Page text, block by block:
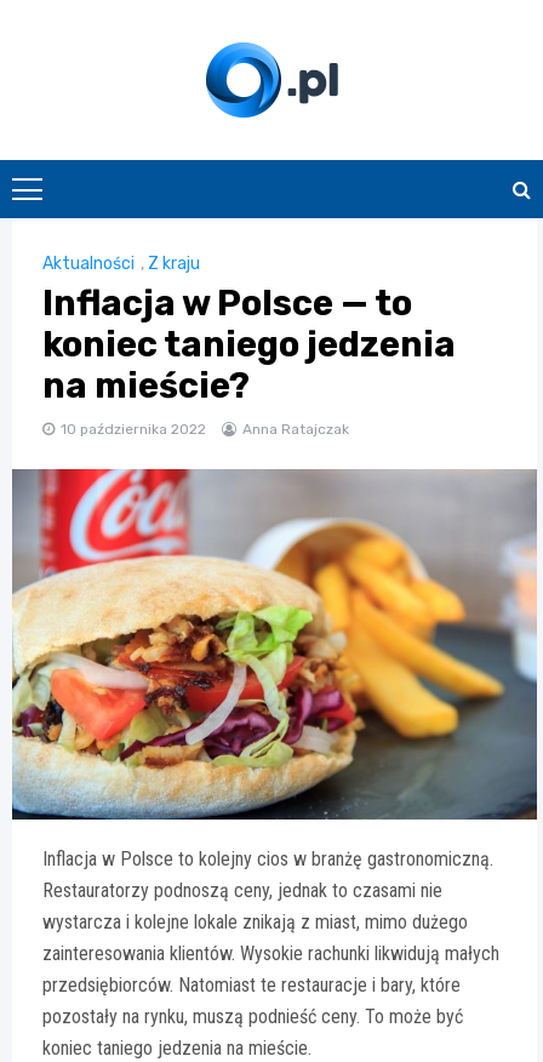
O.pl
Aktualności , Z kraju
Inflacja w Polsce — to
koniec taniego jedzenia
na mieście?
10 października 2022 Anna Ratajczak
Inflacja w Polsce to kolejny cios w branżę gastronomiczną.
Restauratorzy podnoszą ceny, jednak to czasami nie
wystarcza i kolejne lokale znikają z miast, mimo dużego
zainteresowania klientów. Wysokie rachunki likwidują małych
przedsiębiorców. Natomiast te restauracje i bary, które
pozostały na rynku, muszą podnieść ceny. To może być
koniec taniego jedzenia na mieście.